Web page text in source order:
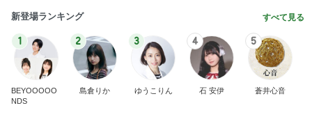
新登場ランキング すべて見る
1
BEYOOOOO
NDS
2
島倉りか
3
ゆうこりん
4
石 安伊
5
蒼井心音